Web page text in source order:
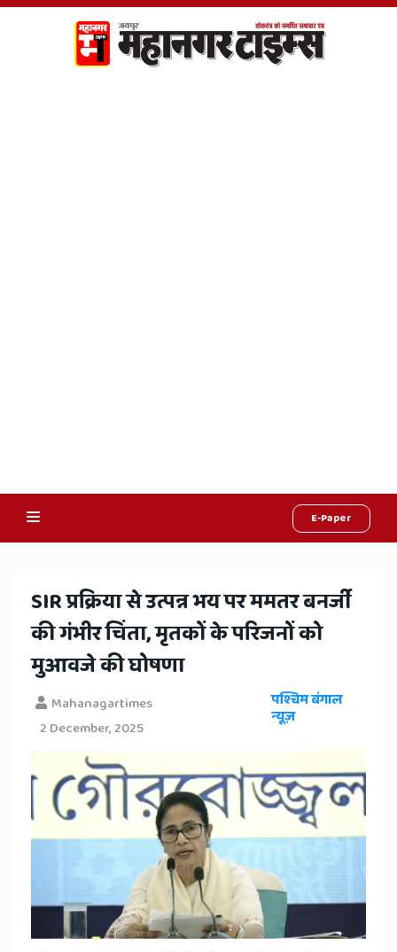
E-Paper
Hindi
News,
Hindi
Samachar,
Jaipur
Rajasthan
News
SIR प्रक्रिया से उत्पन्न भय पर ममतर बनर्जी
की गंभीर चिंता, मृतकों के परिजनों को
मुआवजे की घोषणा
Mahanagartimes
2 December, 2025
पश्चिम बंगाल
न्यूज़